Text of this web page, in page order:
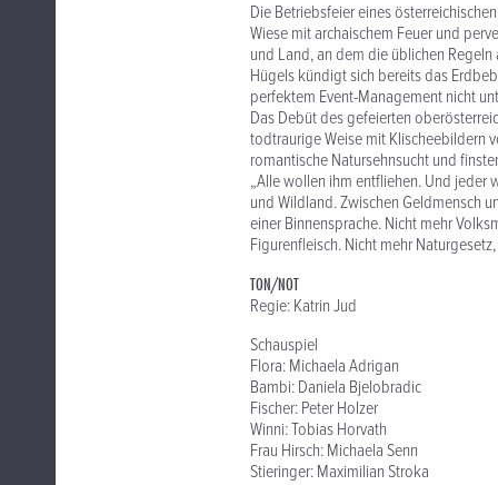
Die Betriebsfeier eines
Wiese mit archaischem Feuer und
und Land, an dem die üblichen
Hügels kündigt sich bereits das
perfektem Event-Management nicht
Das Debüt des gefeierten
todtraurige Weise mit Klischeebildern
romantische Natursehnsucht und
„Alle wollen ihm entfliehen. Und jeder
und Wildland. Zwischen Geldmensch
einer Binnensprache. Nicht mehr
Figurenfleisch. Nicht mehr
TON/NOT
Regie: Katrin Jud
Schauspiel
Flora: Michaela Adrigan
Bambi: Daniela Bjelobradic
Fischer: Peter Holzer
Winni: Tobias Horvath
Frau Hirsch: Michaela Senn
Stieringer: Maximilian Stroka